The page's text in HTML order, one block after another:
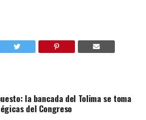
la bancada del Tolima se toma
del Congreso